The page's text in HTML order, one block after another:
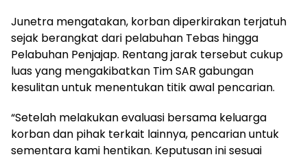
Junetra mengatakan, korban diperkirakan terjatuh
sejak berangkat dari pelabuhan Tebas hingga
Pelabuhan Penjajap. Rentang jarak tersebut cukup
luas yang mengakibatkan Tim SAR gabungan
kesulitan untuk menentukan titik awal pencarian.
“Setelah melakukan evaluasi bersama keluarga
korban dan pihak terkait lainnya, pencarian untuk
sementara kami hentikan. Keputusan ini sesuai